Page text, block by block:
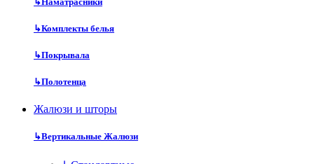
↳Комплекты белья
↳Покрывала
↳Полотенца
Жалюзи и шторы
↳Вертикальные Жалюзи